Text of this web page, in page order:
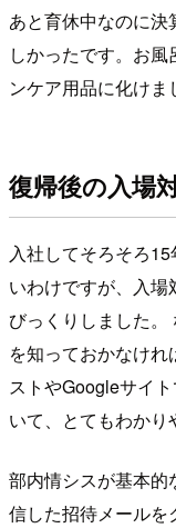
あと育休中なのに
しかったです。お
ンケア用品に化けま
復帰後の入場
入社してそろそろ
いわけですが、入
びっくりしました
を知っておかなけ
ストやGoogleサイ
いて、とてもわかり
部内情シスが基本的
信した招待メール